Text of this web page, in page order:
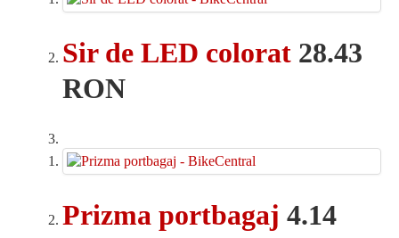
Sir de LED colorat 28.43
RON
Prizma portbagaj 4.14